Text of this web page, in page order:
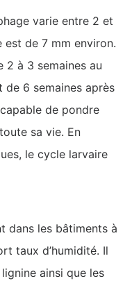
varie entre 2 et
est de 7 mm environ.
2 à 3 semaines au
de 6 semaines après
de pondre
sa vie. En
le cycle larvaire
dans les bâtiments à
taux d’humidité. Il
ainsi que les